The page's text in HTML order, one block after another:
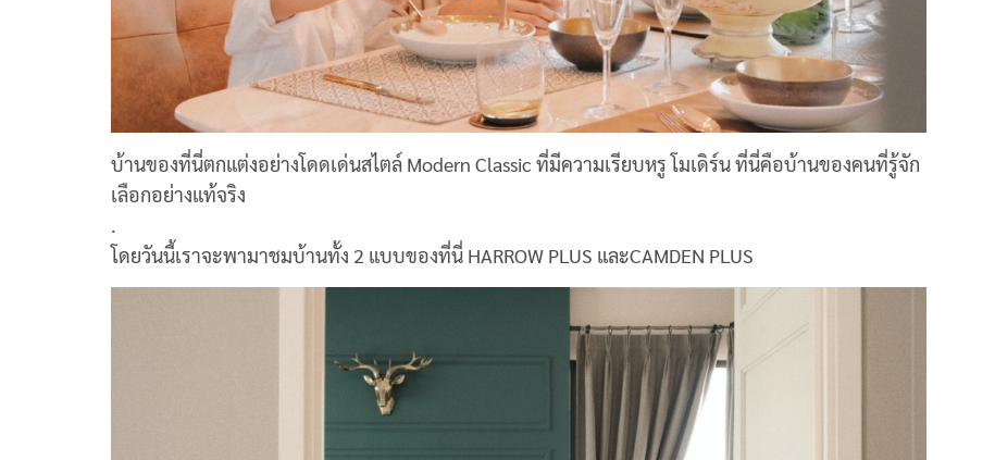
บ้านของที่นี่ตกแต่งอย่างโดดเด่นสไตล์ Modern Classic ที่มีความเรียบหรู โมเดิร์น ที่นี่คือบ้านของคนที่รู้จัก
เลือกอย่างแท้จริง
โดยวันนี้เราจะพามาชมบ้านทั้ง 2 แบบของที่นี่ HARROW PLUS และCAMDEN PLUS